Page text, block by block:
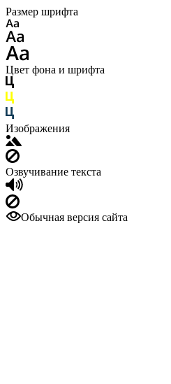
Размер шрифта
Цвет фона и шрифта
Изображения
Озвучивание текста
Обычная версия сайта